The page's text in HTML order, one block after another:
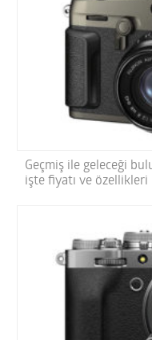
Geçmiş ile geleceği
işte fiyatı ve özellikleri